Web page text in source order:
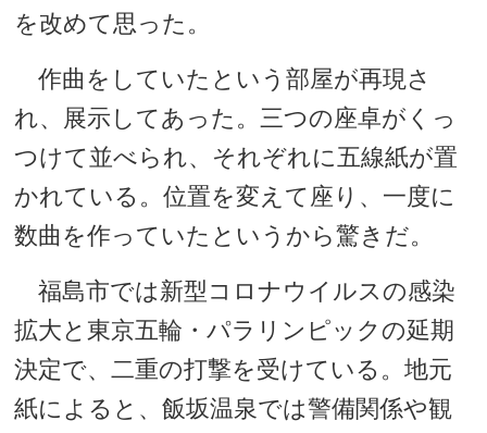
を改めて思った。
作曲をしていたという部屋が再現さ
れ、展示してあった。三つの座卓がくっ
つけて並べられ、それぞれに五線紙が置
かれている。位置を変えて座り、一度に
数曲を作っていたというから驚きだ。
福島市では新型コロナウイルスの感染
拡大と東京五輪・パラリンピックの延期
決定で、二重の打撃を受けている。地元
紙によると、飯坂温泉では警備関係や観